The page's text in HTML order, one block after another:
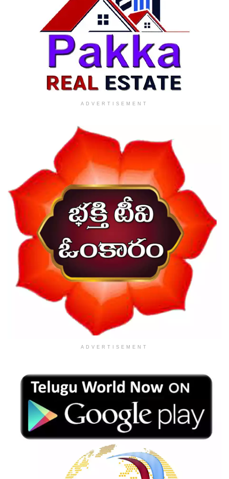
ADVERTISEMENT
ADVERTISEMENT